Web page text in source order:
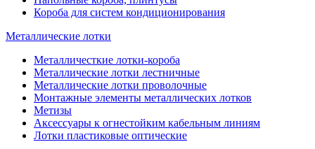
Короба для систем кондиционирования
Металлические лотки
Металличесткие лотки-короба
Металлические лотки лестничные
Металлические лотки проволочные
Монтажные элементы металлических лотков
Метизы
Аксессуары к огнестойким кабельным линиям
Лотки пластиковые оптические